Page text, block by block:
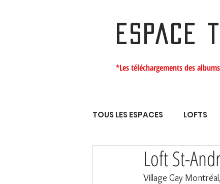
ESPACE
*Les téléchargements des
TOUS LES ESPACES LOFTS
Loft St-
Village Gay Montréal,